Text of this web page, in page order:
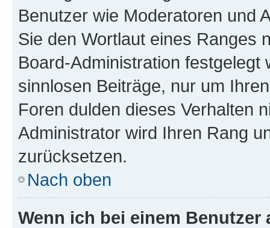
Benutzer wie Moderatoren und
Sie den Wortlaut eines Ranges
Board-Administration
sinnlosen Beiträge, nur um
Foren dulden dieses Verhalten
Administrator wird Ihren Rang
zurücksetzen.
Nach oben
Wenn ich bei einem